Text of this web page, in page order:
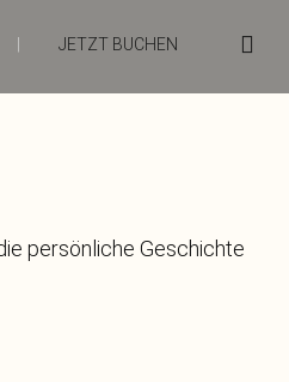
JETZT BUCHEN
persönliche Geschichte